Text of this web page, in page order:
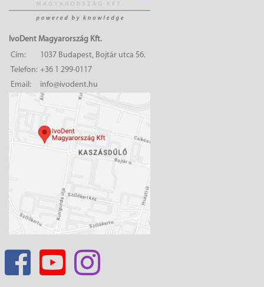
IvoDent Magyarország Kft.
Cím:
1037 Budapest, Bojtár utca 56.
Telefon: +36 1 299-0117
Email:
info@ivodent.hu